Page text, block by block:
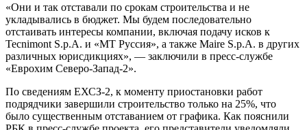
«Они и так отставали по срокам строительства и не
укладывались в бюджет. Мы будем последовательно
отстаивать интересы компании, включая подачу исков к
Tecnimont S.p.A. и «МТ Руссия», а также Maire S.p.A. в других
различных юрисдикциях», — заключили в пресс-службе
«Еврохим Северо-Запад-2».
По сведениям ЕХСЗ-2, к моменту приостановки работ
подрядчики завершили строительство только на 25%, что
было существенным отставанием от графика. Как пояснили